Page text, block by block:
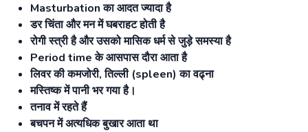
Masturbation का आदत ज्यादा है
डर चिंता और मन में घबराहट होती है
रोगी स्त्री है और उसको मासिक धर्म से जुड़े समस्या है
Period time के आसपास दौरा आता है
लिवर की कमजोरी, तिल्ली (spleen) का वढ्ना
मस्तिष्क में पानी भर गया है।
तनाव में रहते हैं
बचपन में अत्यधिक बुखार आता था